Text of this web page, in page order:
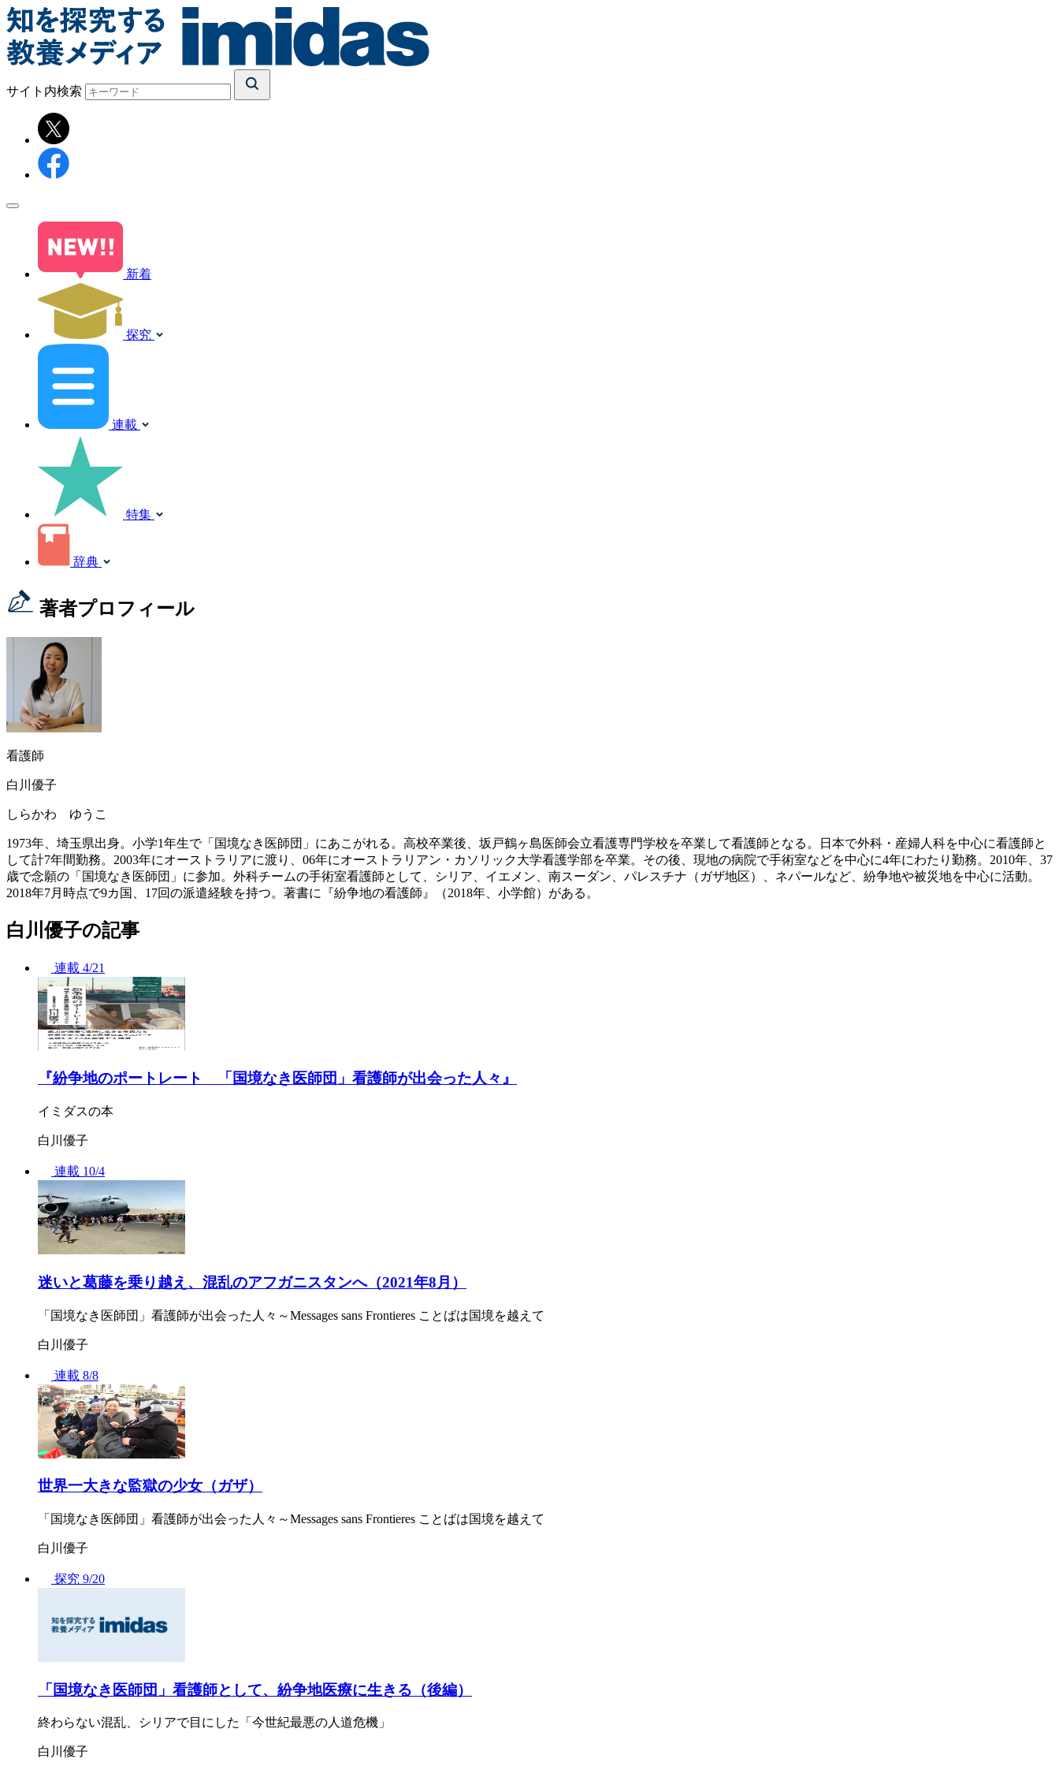
サイト内検索
新着
探究
連載
特集
辞典
著者プロフィール
看護師
白川優子
しらかわ ゆうこ
1973年、埼玉県出身。小学1年生で「国境なき医師団」にあこがれる。高校卒業後、坂戸鶴ヶ島医師会立看護専門学校を卒業して看護師となる。日本で外科・産婦人科を中心に看護師と
して計7年間勤務。2003年にオーストラリアに渡り、06年にオーストラリアン・カソリック大学看護学部を卒業。その後、現地の病院で手術室などを中心に4年にわたり勤務。2010年、37
歳で念願の「国境なき医師団」に参加。外科チームの手術室看護師として、シリア、イエメン、南スーダン、パレスチナ（ガザ地区）、ネパールなど、紛争地や被災地を中心に活動。
2018年7月時点で9カ国、17回の派遣経験を持つ。著書に『紛争地の看護師』（2018年、小学館）がある。
白川優子の記事
連載 4/21
『紛争地のポートレート 「国境なき医師団」看護師が出会った人々』
イミダスの本
白川優子
連載 10/4
迷いと葛藤を乗り越え、混乱のアフガニスタンへ（2021年8月）
「国境なき医師団」看護師が出会った人々～Messages sans Frontieres ことばは国境を越えて
白川優子
連載 8/8
世界一大きな監獄の少女（ガザ）
「国境なき医師団」看護師が出会った人々～Messages sans Frontieres ことばは国境を越えて
白川優子
探究 9/20
「国境なき医師団」看護師として、紛争地医療に生きる（後編）
終わらない混乱、シリアで目にした「今世紀最悪の人道危機」
白川優子